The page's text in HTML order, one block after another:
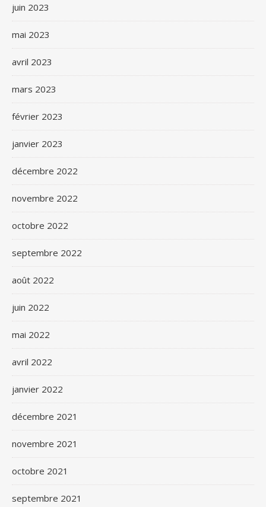
juin 2023
mai 2023
avril 2023
mars 2023
février 2023
janvier 2023
décembre 2022
novembre 2022
octobre 2022
septembre 2022
août 2022
juin 2022
mai 2022
avril 2022
janvier 2022
décembre 2021
novembre 2021
octobre 2021
septembre 2021